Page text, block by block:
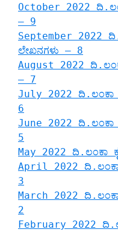
October 2022
– 9
September 2022
ಲೇಖನಗಳು – 8
August 2022
– 7
July 2022 ದಿ.ಲಂಕಾ
6
June 2022 ದಿ.ಲಂಕಾ
5
May 2022 ದಿ.ಲಂಕಾ
April 2022 ದಿ.ಲಂಕಾ
3
March 2022
2
February 2022